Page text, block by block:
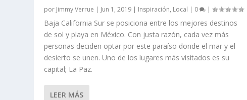
por Jimmy Verrue | Jun 1, 2019 | Inspiración, Local | 0 |
Baja California Sur se posiciona entre los mejores destinos
de sol y playa en México. Con justa razón, cada vez más
personas deciden optar por este paraíso donde el mar y el
desierto se unen. Uno de los lugares más visitados es su
capital; La Paz.
LEER MÁS